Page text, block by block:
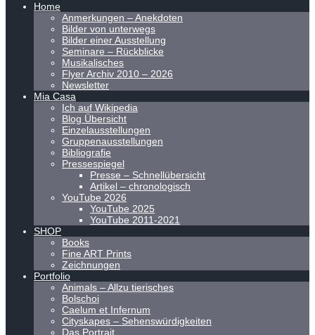
Home
Anmerkungen – Anekdoten
Bilder von unterwegs
Bilder einer Ausstellung
Seminare – Rückblicke
Musikalisches
Flyer Archiv 2010 – 2026
Newsletter
Mia Casa
Ich auf Wikipedia
Blog Übersicht
Einzelausstellungen
Gruppenausstellungen
Bibliografie
Pressespiegel
Presse – Schnellübersicht
Artikel – chronologisch
YouTube 2026
YouTube 2025
YouTube 2011-2021
SHOP
Books
Fine ART Prints
Zeichnungen
Portfolio
Animals – Allzu tierisches
Bolschoi
Caelum et Infernum
Cityskapes – Sehenswürdigkeiten
Das Portrait